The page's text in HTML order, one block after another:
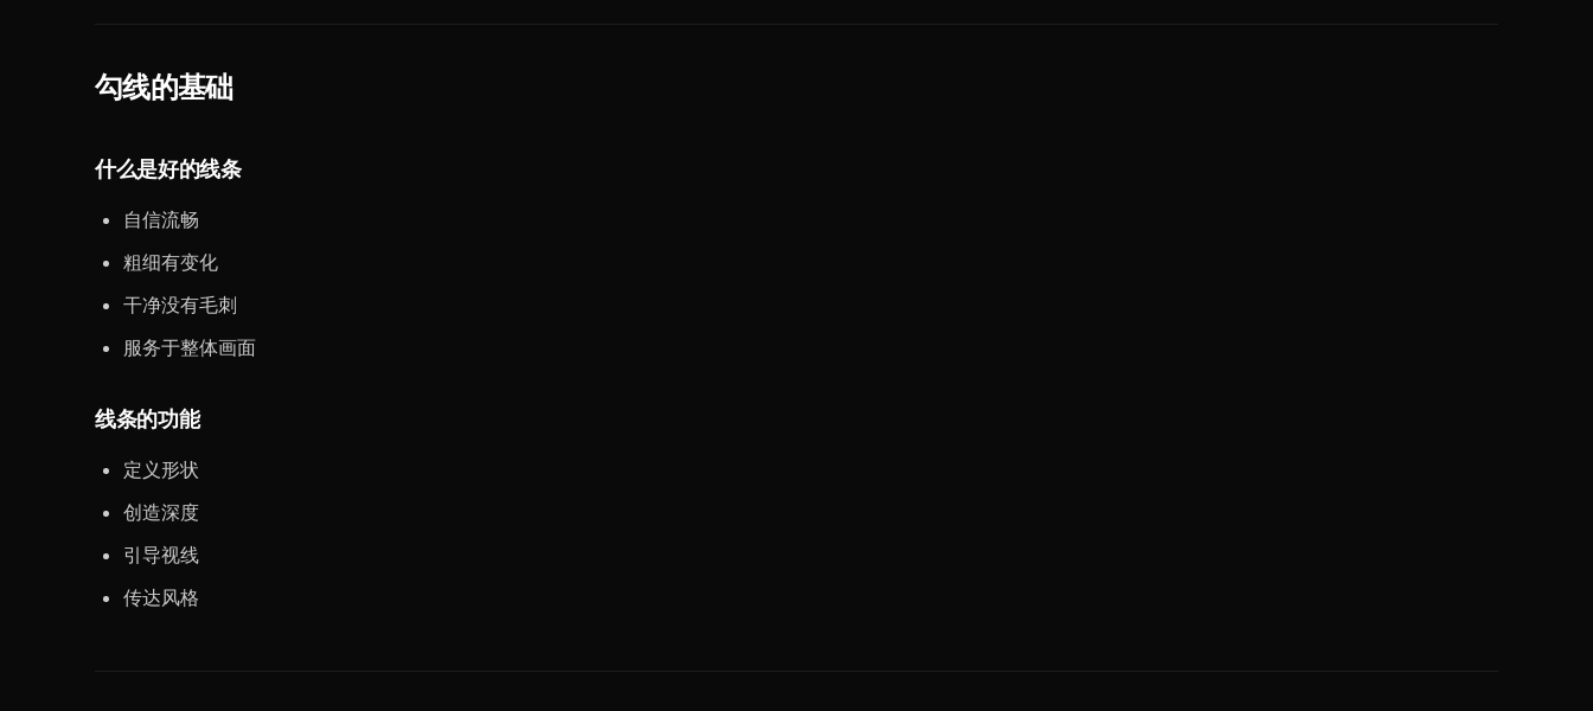
勾线的基础
什么是好的线条
自信流畅
粗细有变化
干净没有毛刺
服务于整体画面
线条的功能
定义形状
创造深度
引导视线
传达风格